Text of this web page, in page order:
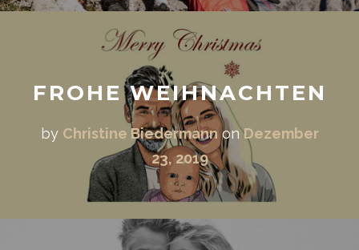
FROHE WEIHNACHTEN
by Christine Biedermann onDezember
23, 2019